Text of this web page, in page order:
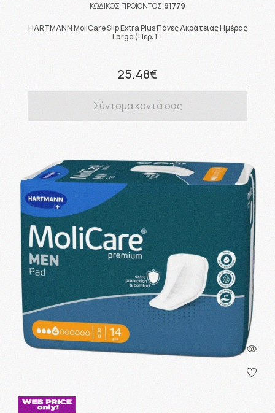
ΚΩΔΙΚΟΣ ΠΡΟΪΟΝΤΟΣ:91779
HARTMANN MoliCare Slip Extra Plus Πάνες Ακράτειας Ημέρας
Large (Περ: 1 …
25.48€
Σύντομα κοντά σας